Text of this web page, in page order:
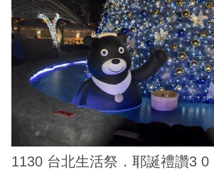
1130 台北生活祭．耶誕禮讚3 0